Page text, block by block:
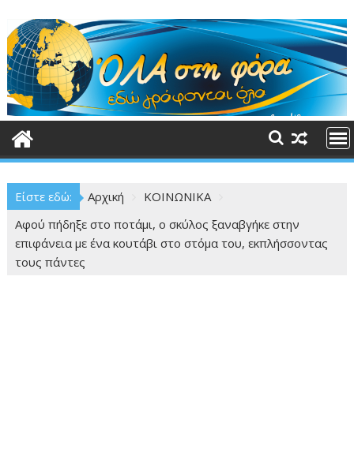
στο
περιεχόμενο
Είστε εδώ: Αρχική
ΚΟΙΝΩΝΙΚΑ
Αφού πήδηξε στο ποτάμι, ο σκύλος ξαναβγήκε στην
επιφάνεια με ένα κουτάβι στο στόμα του, εκπλήσσοντας
τους πάντες